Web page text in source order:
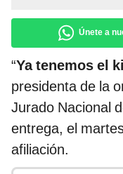
Únete a
“Ya tenemos el
presidenta de la
Jurado Nacional
entrega, el
afiliación.